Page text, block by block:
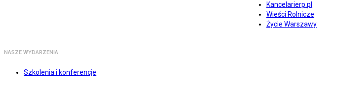
Kancelarierp.pl
Wieści Rolnicze
Życie Warszawy
NASZE WYDARZENIA
Szkolenia i konferencje